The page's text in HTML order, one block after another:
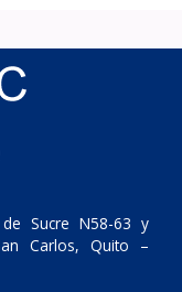
Sucre N58-63 y
Carlos, Quito –